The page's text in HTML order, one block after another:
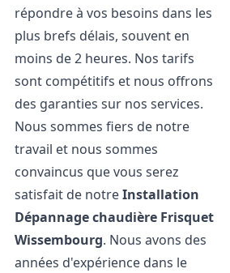
répondre à vos besoins dans les
plus brefs délais, souvent en
moins de 2 heures. Nos tarifs
sont compétitifs et nous offrons
des garanties sur nos services.
Nous sommes fiers de notre
travail et nous sommes
convaincus que vous serez
satisfait de notreInstallation
Dépannage chaudière Frisquet
Wissembourg. Nous avons des
années d'expérience dans le